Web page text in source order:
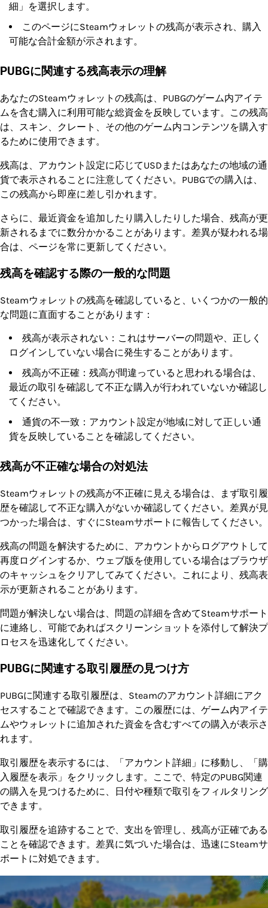
細」を選択します。
このページにSteamウォレットの残高が表示され、購入
可能な合計金額が示されます。
PUBGに関連する残高表示の理解
あなたのSteamウォレットの残高は、PUBGのゲーム内アイテ
ムを含む購入に利用可能な総資金を反映しています。この残高
は、スキン、クレート、その他のゲーム内コンテンツを購入す
るために使用できます。
残高は、アカウント設定に応じてUSDまたはあなたの地域の通
貨で表示されることに注意してください。PUBGでの購入は、
この残高から即座に差し引かれます。
さらに、最近資金を追加したり購入したりした場合、残高が更
新されるまでに数分かかることがあります。差異が疑われる場
合は、ページを常に更新してください。
残高を確認する際の一般的な問題
Steamウォレットの残高を確認していると、いくつかの一般的
な問題に直面することがあります：
残高が表示されない：これはサーバーの問題や、正しく
ログインしていない場合に発生することがあります。
残高が不正確：残高が間違っていると思われる場合は、
最近の取引を確認して不正な購入が行われていないか確認し
てください。
通貨の不一致：アカウント設定が地域に対して正しい通
貨を反映していることを確認してください。
残高が不正確な場合の対処法
Steamウォレットの残高が不正確に見える場合は、まず取引履
歴を確認して不正な購入がないか確認してください。差異が見
つかった場合は、すぐにSteamサポートに報告してください。
残高の問題を解決するために、アカウントからログアウトして
再度ログインするか、ウェブ版を使用している場合はブラウザ
のキャッシュをクリアしてみてください。これにより、残高表
示が更新されることがあります。
問題が解決しない場合は、問題の詳細を含めてSteamサポート
に連絡し、可能であればスクリーンショットを添付して解決プ
ロセスを迅速化してください。
PUBGに関連する取引履歴の見つけ方
PUBGに関連する取引履歴は、Steamのアカウント詳細にアク
セスすることで確認できます。この履歴には、ゲーム内アイテ
ムやウォレットに追加された資金を含むすべての購入が表示さ
れます。
取引履歴を表示するには、「アカウント詳細」に移動し、「購
入履歴を表示」をクリックします。ここで、特定のPUBG関連
の購入を見つけるために、日付や種類で取引をフィルタリング
できます。
取引履歴を追跡することで、支出を管理し、残高が正確である
ことを確認できます。差異に気づいた場合は、迅速にSteamサ
ポートに対処できます。